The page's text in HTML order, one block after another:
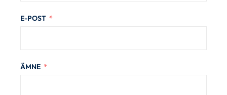
E-POST
ÄMNE